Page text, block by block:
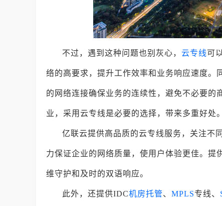
不过，遇到这种问题也别灰心， 云专线可
络的高要求，提升工作效率和业务响应速度。
的网络连接确保业务的连续性，避免不必要
业，采用云专线是必要的选择，带来多重好处。
亿联云提供高品质的云专线服务，关注不
力保证企业的网络质量，使用户体验更佳。
维守护和及时的双语响应。
此外，还提供IDC机房托管、 MPLS专线、